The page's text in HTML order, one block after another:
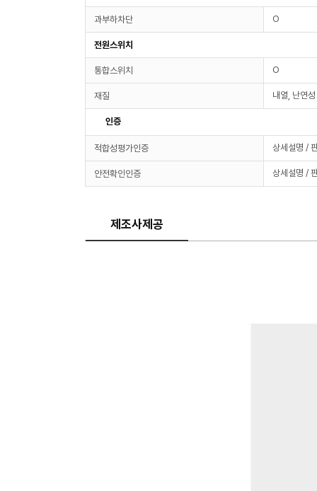
과부하차단 O
전원스위치
통합스위치 O
재질 내열, 난연
인증
적합성평가인증 상세설명 /
안전확인인증 상세설명 /
제조사제공